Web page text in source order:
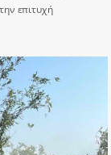
επιτυχή